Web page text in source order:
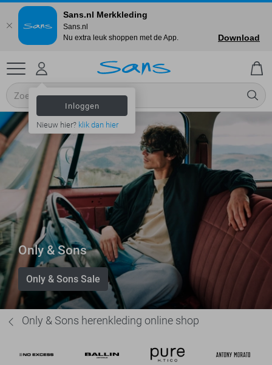
Inloggen
Nieuw hier? klik dan hier
Only & Sons
Only & Sons Sale
Only & Sons herenkleding online shop
Sans.nl Merkkleding
Sans.nl
Nu extra leuk shoppen met de App.
Download